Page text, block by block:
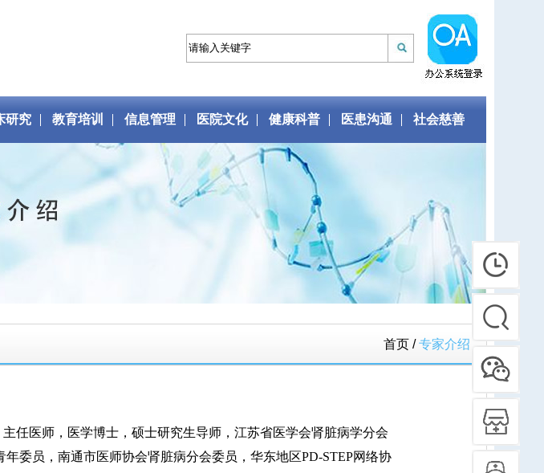
研究 教育培训 信息管理 医院文化 健康科普 医患沟通 社会慈善
首页 /专家介绍
主任医师，医学博士，硕士研究生导师，江苏省医学会肾脏病学分会
年委员，南通市医师协会肾脏病分会委员，华东地区PD-STEP网络协